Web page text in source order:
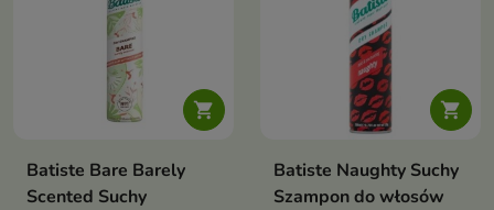

Batiste Bare Barely
Scented Suchy

Batiste Naughty Suchy
Szampon do włosów